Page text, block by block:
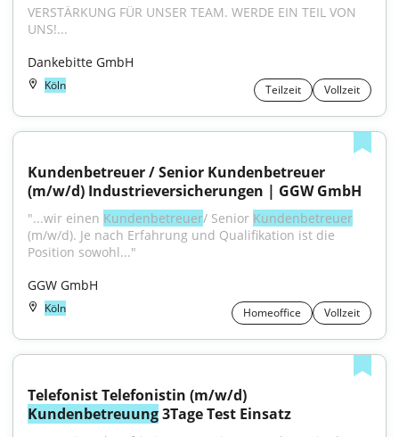
VERSTÄRKUNG FÜR UNSER TEAM. WERDE EIN TEIL VON
UNS!...
Dankebitte GmbH
Köln Teilzeit Vollzeit
Kundenbetreuer / Senior Kundenbetreuer
(m/w/d) Industrieversicherungen | GGW GmbH
"...wir einen Kundenbetreuer/ Senior Kundenbetreuer
(m/w/d). Je nach Erfahrung und Qualifikation ist die
Position sowohl..."
GGW GmbH
Köln Homeoffice Vollzeit
Kundenbetreuung 3Tage Test Einsatz